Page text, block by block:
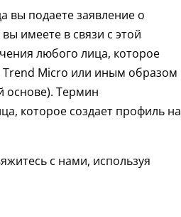
вы подаете заявление о
имеете в связи с этой
любого лица, которое
Trend Micro или иным образом
основе). Термин
которое создает профиль на
с нами, используя